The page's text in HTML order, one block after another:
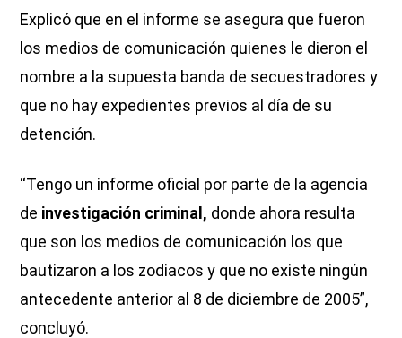
Explicó que en el informe se asegura que fueron
los medios de comunicación quienes le dieron el
nombre a la supuesta banda de secuestradores y
que no hay expedientes previos al día de su
detención.
“Tengo un informe oficial por parte de la agencia
de investigación criminal, donde ahora resulta
que son los medios de comunicación los que
bautizaron a los zodiacos y que no existe ningún
antecedente anterior al 8 de diciembre de 2005”,
concluyó.